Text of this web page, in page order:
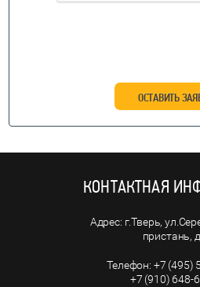
ОСТАВИТЬ
КОНТАКТНАЯ
г.Тверь,
пристань,
+7 (495)
+7 (910) 648-